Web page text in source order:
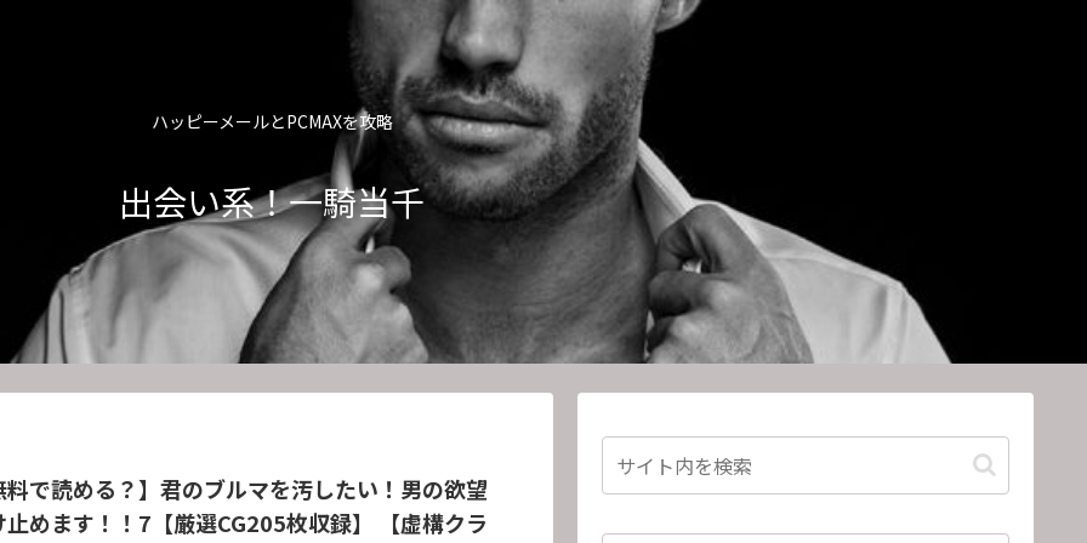
ハッピーメールとPCMAXを攻略
出会い系！一騎当千
料で読める？】君のブルマを汚したい！男の欲望
止めます！！7【厳選CG205枚収録】 【虚構クラ